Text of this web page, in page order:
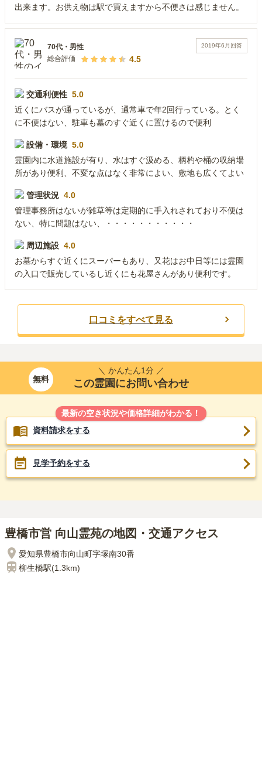
出来ます。お供え物は駅で買えますから不便さは感じません。
2019年6月 回答
70代 ・ 男性
総合評価
4.5
交通利便性 5.0
近くにバスが通っているが、通常車で年2回行っている。とく
に不便はない、駐車も墓のすぐ近くに置けるので便利
設備・環境 5.0
霊園内に水道施設が有り、水はすぐ汲める、柄杓や桶の収納場
所があり便利、不変な点はなく非常によい、敷地も広くてよい
管理状況 4.0
管理事務所はないが雑草等は定期的に手入れされており不便は
ない、特に問題はない、・・・・・・・・・・・
周辺施設 4.0
お墓からすぐ近くにスーパーもあり、又花はお中日等には霊園
の入口で販売しているし近くにも花屋さんがあり便利です。
口コミをすべて見る
無料
＼ かんたん1分 ／
この霊園にお問い合わせ
最新の空き状況や価格詳細がわかる！
資料請求をする
見学予約をする
豊橋市営 向山霊苑の地図・交通アクセス
愛知県豊橋市向山町字塚南30番
柳生橋駅(1.3km)